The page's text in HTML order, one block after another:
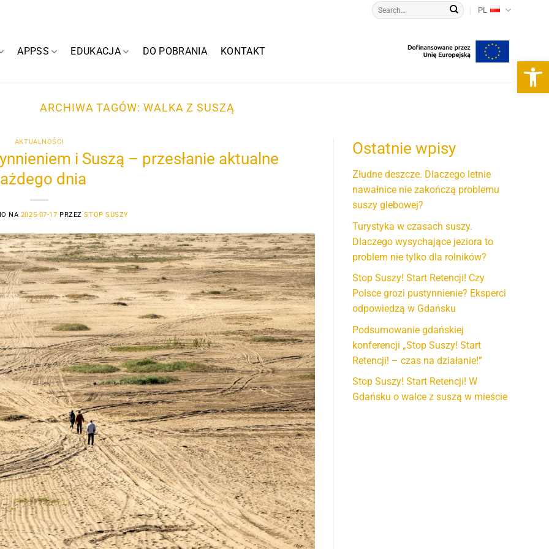
PL
APPSS EDUKACJA DO POBRANIA KONTAKT
ARCHIWA TAGÓW: WALKA Z SUSZĄ
AKTUALNOŚCI
i Suszą – przesłanie aktualne
dnia
NA 2025-07-17 PRZEZSTOP SUSZY
Ostatnie wpisy
Złudne deszcze. Dlaczego letnie
nawałnice nie zakończą problemu
suszy glebowej?
Turystyka w czasach suszy.
Dlaczego wysychające jeziora to
problem nie tylko dla rolników?
Stop Suszy! Start Retencji! Czy
Polsce grozi pustynnienie? Eksperci
odpowiedzą w Gdańsku
Podsumowanie gdańskiej
konferencji „Stop Suszy! Start
Retencji! – czas na działanie!”
Stop Suszy! Start Retencji! W
Gdańsku o walce z suszą w mieście